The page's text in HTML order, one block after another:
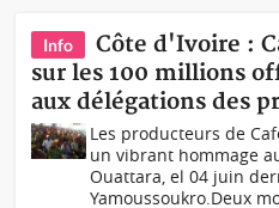
Info
Côte d'Ivoire :
sur les 100 millions
aux délégations des
Les producteurs de
un vibrant hommage
Ouattara, el 04 juin
Yamoussoukro.Deux